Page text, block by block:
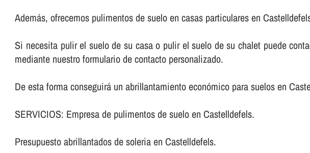
Además, ofrecemos pulimentos de suelo en casas particulares en
Si necesita pulir el suelo de su casa o pulir el suelo de su chalet puede
mediante nuestro formulario de contacto personalizado.
De esta forma conseguirá un abrillantamiento económico para suelos en
SERVICIOS: Empresa de pulimentos de suelo en Castelldefels.
Presupuesto abrillantados de soleria en Castelldefels.